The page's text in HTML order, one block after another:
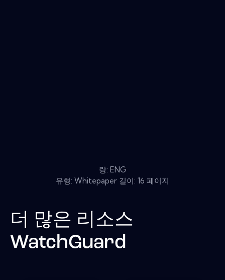
랑: ENG
유형: Whitepaper 길이: 16 페이지
더 많은 리소스
WatchGuard